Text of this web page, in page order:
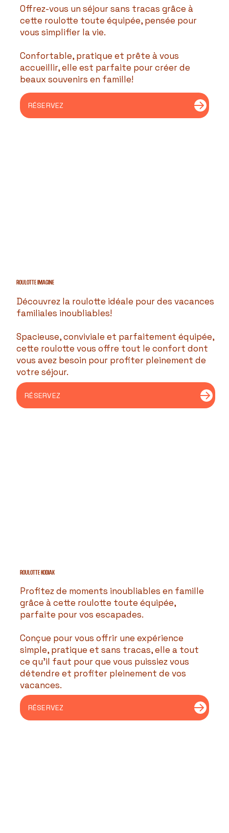
Offrez-vous un séjour sans tracas grâce à
cette roulotte toute équipée, pensée pour
vous simplifier la vie.
Confortable, pratique et prête à vous
accueillir, elle est parfaite pour créer de
beaux souvenirs en famille!
RÉSERVEZ
ROULOTTE imagine
Découvrez la roulotte idéale pour des vacances
familiales inoubliables!
Spacieuse, conviviale et parfaitement équipée,
cette roulotte vous offre tout le confort dont
vous avez besoin pour profiter pleinement de
votre séjour.
RÉSERVEZ
ROULOTTE kodiak
Profitez de moments inoubliables en famille
grâce à cette roulotte toute équipée,
parfaite pour vos escapades.
Conçue pour vous offrir une expérience
simple, pratique et sans tracas, elle a tout
ce qu’il faut pour que vous puissiez vous
détendre et profiter pleinement de vos
vacances.
RÉSERVEZ